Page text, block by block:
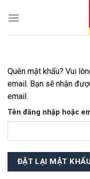
Quên mật khẩu? Vui
email. Bạn sẽ nhận
email.
Tên đăng nhập hoặc
ĐẶT LẠI MẬT